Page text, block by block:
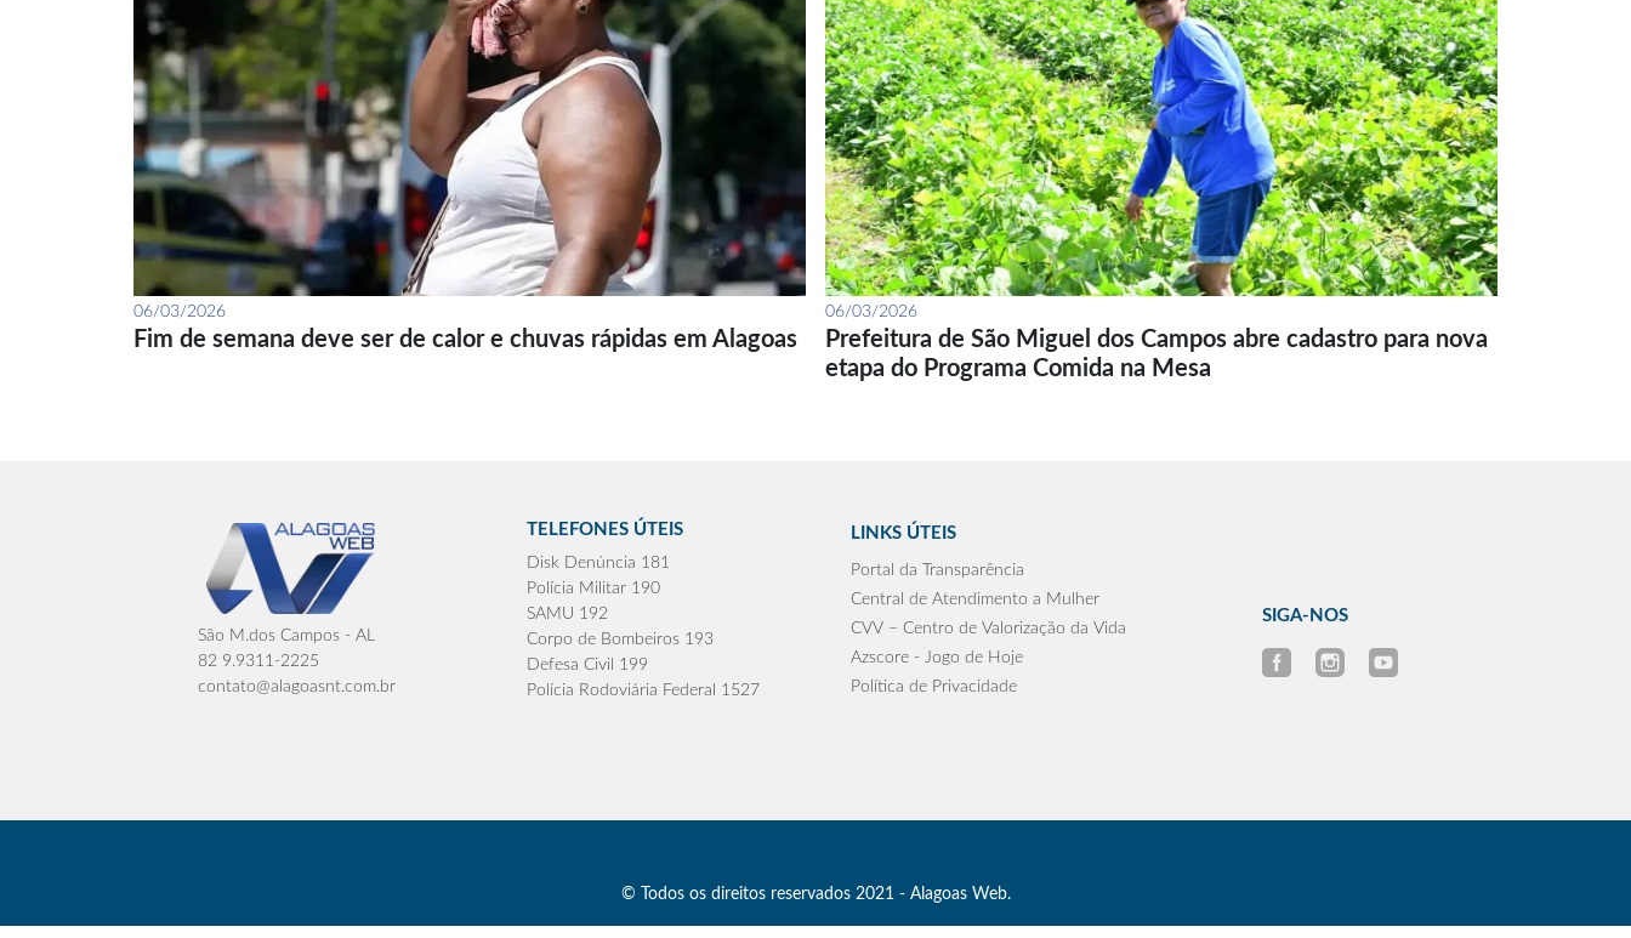
06/03/2026
Fim de semana deve ser de calor e chuvas rápidas em Alagoas
06/03/2026
Prefeitura de São Miguel dos Campos abre cadastro para nova
etapa do Programa Comida na Mesa
São M.dos Campos - AL
82 9.9311-2225
contato@alagoasnt.com.br
TELEFONES ÚTEIS
Disk Denúncia 181
Polícia Militar 190
SAMU 192
Corpo de Bombeiros 193
Defesa Civil 199
Polícia Rodoviária Federal 1527
LINKS ÚTEIS
Portal da Transparência
Central de Atendimento a Mulher
CVV – Centro de Valorização da Vida
Azscore - Jogo de Hoje
Política de Privacidade
SIGA-NOS
© Todos os direitos reservados 2021 - Alagoas Web.